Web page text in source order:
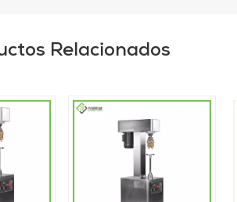
Relacionados